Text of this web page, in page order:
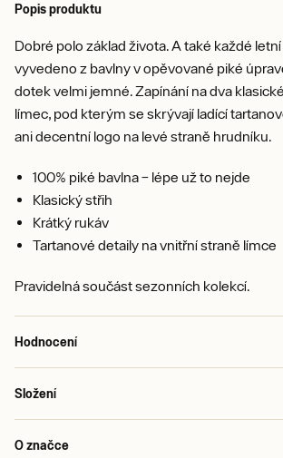
Popis produktu
Dobré polo základ života. A také každé
vyvedeno z bavlny v opěvované piké
dotek velmi jemné. Zapínání na dva
límec, pod kterým se skrývají ladící
ani decentní logo na levé straně hrudníku.
100% piké bavlna – lépe už to nejde
Klasický střih
Krátký rukáv
Tartanové detaily na vnitřní straně límce
Pravidelná součást sezonních kolekcí.
Hodnocení
Složení
O značce